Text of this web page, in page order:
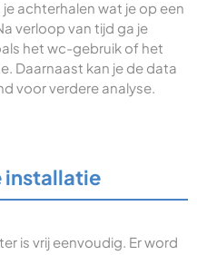
achterhalen wat je op een
verloop van tijd ga je
het wc-gebruik of het
Daarnaast kan je de data
voor verdere analyse.
installatie
is vrij eenvoudig. Er word